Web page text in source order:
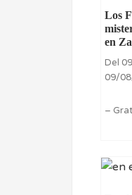
Los
en
Del
09/
–